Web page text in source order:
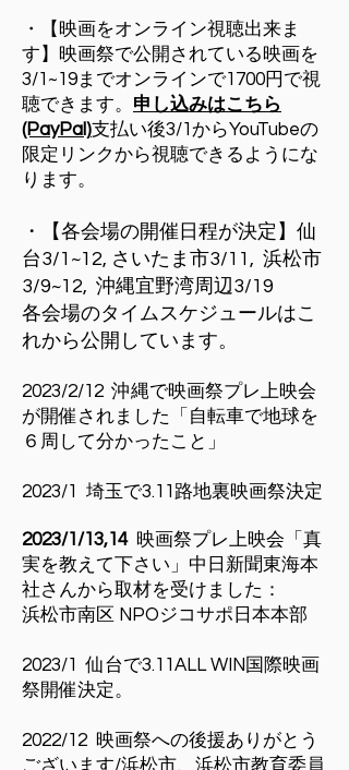
・【映画をオンライン視聴出来ま
す】映画祭で公開されている映画を
3/1~19までオンラインで1700円で視
聴できます。​ 申し込みはこちら
(PayPal)支払い後3/1からYouTubeの
限定リンクから視聴できるようにな
ります。
​・
【各会場の開催日程が決定】仙
台3/1~12, さいたま市3/11, 浜松市
3/9~12, 沖縄宜野湾周辺3/19
​各会場のタイムスケジュールはこ
れから公開しています。
2023/2/12 沖縄で映画祭プレ上映会
が開催されました「 自転車で地球を
６周して分かったこと 」
2023/1 埼玉で3.11路地裏映画祭決定
2023/1/13,14 映画祭プレ上映会「真
実を教えて下さい」中日新聞東海本
社さんから取材を受けました：
浜松市南区 N POジコサポ日本本部
2023/1 仙台で3.11ALL WIN国際映画
祭開催決定。
2022/12 映画祭への後援ありがとう
ございます/浜松市、浜松市教育委員